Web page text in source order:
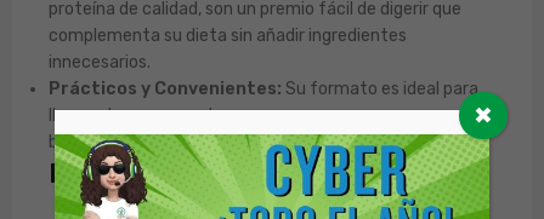
proteína de calidad, son un premio fácil de digerir que
complementa su dieta sin añadir ingredientes
innecesarios.
Prácticos y Convenientes: Su formato es ideal para
llevar a los paseos o tener a mano para recompensar el
buen comportamiento en cualquier momento.
Recomendaciones de Uso
✖